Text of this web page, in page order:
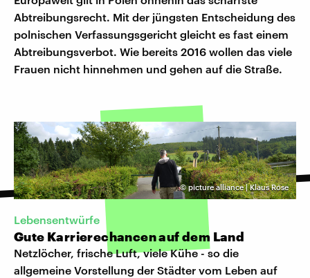
Abtreibungsrecht. Mit der jüngsten Entscheidung des
polnischen Verfassungsgericht gleicht es fast einem
Abtreibungsverbot. Wie bereits 2016 wollen das viele
Frauen nicht hinnehmen und gehen auf die Straße.
©picture alliance | Klaus Rose
Lebensentwürfe
Gute Karrierechancen auf dem Land
Netzlöcher, frische Luft, viele Kühe - so die
allgemeine Vorstellung der Städter vom Leben auf